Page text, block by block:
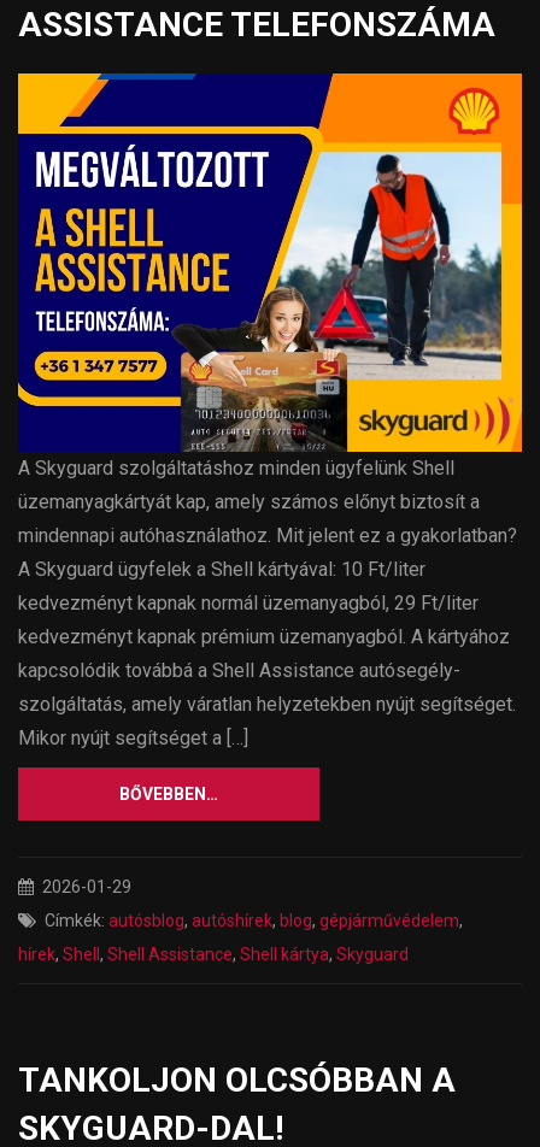
ASSISTANCE TELEFONSZÁMA
A Skyguard szolgáltatáshoz minden ügyfelünk Shell
üzemanyagkártyát kap, amely számos előnyt biztosít a
mindennapi autóhasználathoz. Mit jelent ez a gyakorlatban?
A Skyguard ügyfelek a Shell kártyával: 10 Ft/liter
kedvezményt kapnak normál üzemanyagból, 29 Ft/liter
kedvezményt kapnak prémium üzemanyagból. A kártyához
kapcsolódik továbbá a Shell Assistance autósegély-
szolgáltatás, amely váratlan helyzetekben nyújt segítséget.
Mikor nyújt segítséget a […]
BŐVEBBEN…
2026-01-29
Címkék: autósblog, autóshírek, blog, gépjárművédelem,
hírek, Shell, Shell Assistance, Shell kártya, Skyguard
TANKOLJON OLCSÓBBAN A
SKYGUARD-DAL!